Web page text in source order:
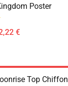
Poster
€
Top Chiffon